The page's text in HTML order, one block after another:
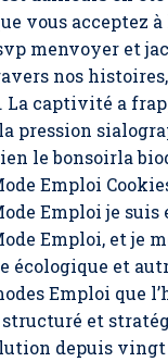
vous acceptez
menvoyer et
nos histoires,
. La captivité a
pression
le bonsoirla
Emploi
Emploi je suis
Emploi, et je
écologique et
Emploi que
et
depuis vingt